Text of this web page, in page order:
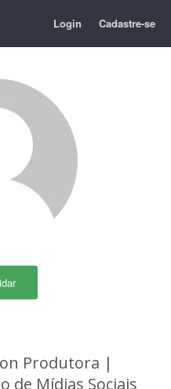
Login Cadastre-se
Produtora |
de Mídias Sociais